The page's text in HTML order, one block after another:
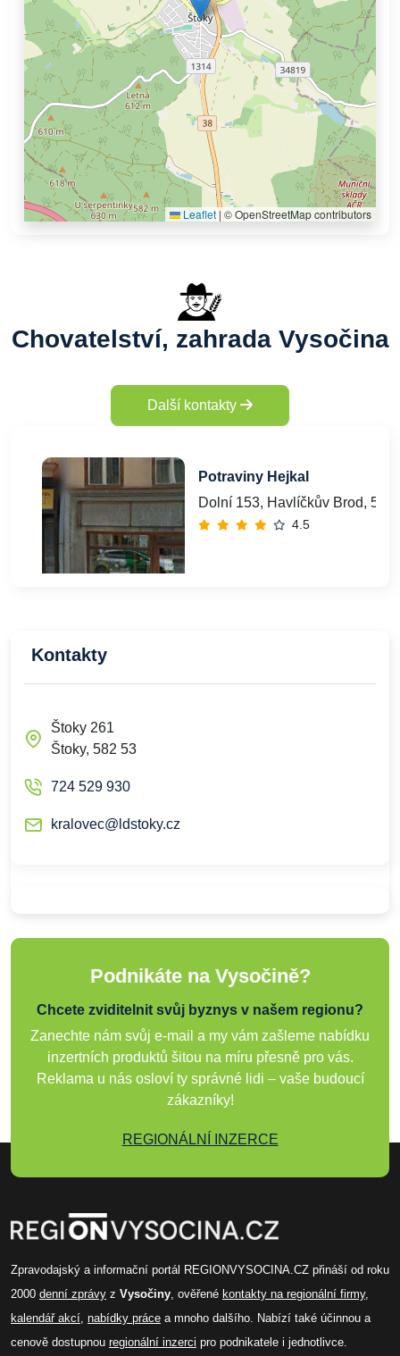
Leaflet |© OpenStreetMap contributors
Chovatelství, zahrada Vysočina
Další kontakty
Potraviny Hejkal
Dolní 153, Havlíčkův Brod, 580
4.5
Kontakty
Štoky 261
Štoky, 582 53
724 529 930
kralovec@ldstoky.cz
Podnikáte na Vysočině?
Chcete zviditelnit svůj byznys v našem regionu?
Zanechte nám svůj e-mail a my vám zašleme nabídku
inzertních produktů šitou na míru přesně pro vás.
Reklama u nás osloví ty správné lidi – vaše budoucí
zákazníky!
REGIONÁLNÍ INZERCE
Zpravodajský a informační portál REGIONVYSOCINA.CZ přináší od roku
2000 denní zprávy z Vysočiny , ověřené kontakty na regionální firmy,
kalendář akcí nabídky práce a mnoho dalšího. Nabízí také účinnou a
cenově dostupnou regionální inzerci pro podnikatele i jednotlivce.